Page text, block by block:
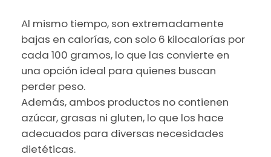
Al mismo tiempo, son extremadamente
bajas en calorías, con solo 6 kilocalorías por
cada 100 gramos, lo que las convierte en
una opción ideal para quienes buscan
perder peso.
Además, ambos productos no contienen
azúcar, grasas ni gluten, lo que los hace
adecuados para diversas necesidades
dietéticas.